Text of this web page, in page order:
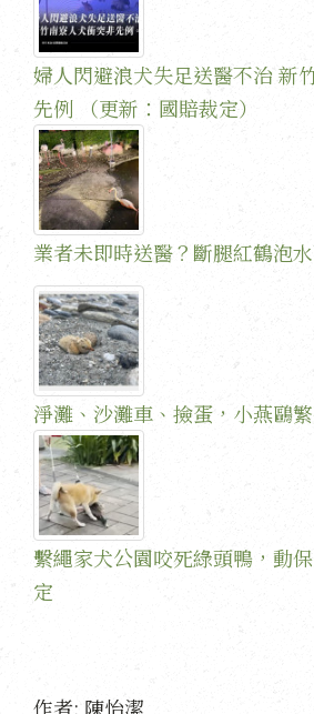
婦人閃避浪犬失足送醫不治 新
先例 （更新：國賠裁定）
業者未即時送醫？斷腿紅鶴泡
淨灘、沙灘車、撿蛋，小燕鷗
繫繩家犬公園咬死綠頭鴨，動
定
作者: 陳怡潔